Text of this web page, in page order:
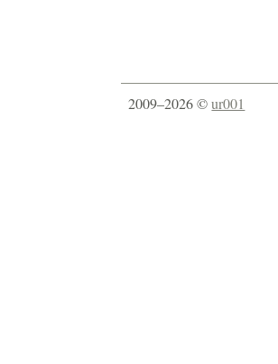
2009–2026 ©ur001